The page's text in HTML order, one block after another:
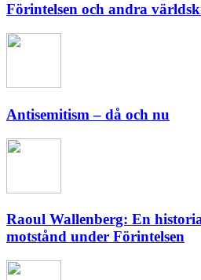
Förintelsen och andra
Antisemitism – då och nu
Raoul Wallenberg: En
motstånd under Förintelsen